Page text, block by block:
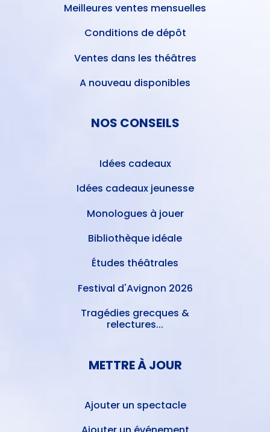
Meilleures ventes mensuelles
Conditions de dépôt
Ventes dans les théâtres
A nouveau disponibles
NOS CONSEILS
Idées cadeaux
Idées cadeaux jeunesse
Monologues à jouer
Bibliothèque idéale
Études théâtrales
Festival d'Avignon 2026
Tragédies grecques &
relectures...
METTRE À JOUR
Ajouter un spectacle